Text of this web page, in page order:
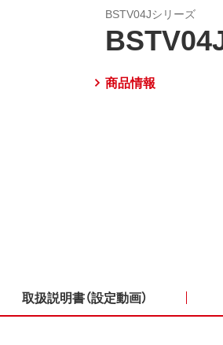
BSTV04Jシリーズ
商品情報
取扱説明書（設定動画）